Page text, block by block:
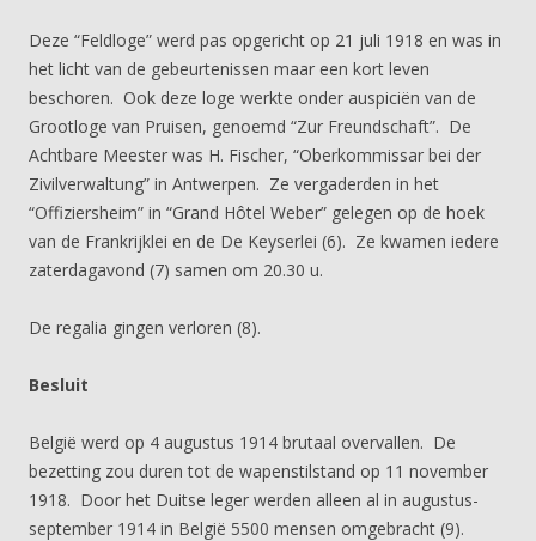
Deze “Feldloge” werd pas opgericht op 21 juli 1918 en was in
het licht van de gebeurtenissen maar een kort leven
beschoren. Ook deze loge werkte onder auspiciën van de
Grootloge van Pruisen, genoemd “Zur Freundschaft”. De
Achtbare Meester was H. Fischer, “Oberkommissar bei der
Zivilverwaltung” in Antwerpen. Ze vergaderden in het
“Offiziersheim” in “Grand Hôtel Weber” gelegen op de hoek
van de Frankrijklei en de De Keyserlei (6). Ze kwamen iedere
zaterdagavond (7) samen om 20.30 u.
De regalia gingen verloren (8).
Besluit
België werd op 4 augustus 1914 brutaal overvallen. De
bezetting zou duren tot de wapenstilstand op 11 november
1918. Door het Duitse leger werden alleen al in augustus-
september 1914 in België 5500 mensen omgebracht (9).